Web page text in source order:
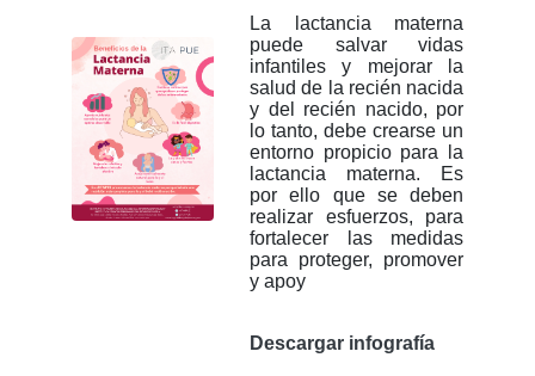
La lactancia materna
puede salvar vidas
infantiles y mejorar la
salud de la recién nacida
y del recién nacido, por
lo tanto, debe crearse un
entorno propicio para la
lactancia materna. Es
por ello que se deben
realizar esfuerzos, para
fortalecer las medidas
para proteger, promover
y apoy
Descargar infografía